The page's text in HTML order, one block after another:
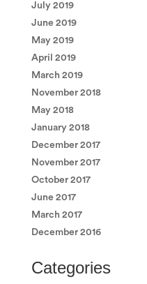
July 2019
June 2019
May 2019
April 2019
March 2019
November 2018
May 2018
January 2018
December 2017
November 2017
October 2017
June 2017
March 2017
December 2016
Categories